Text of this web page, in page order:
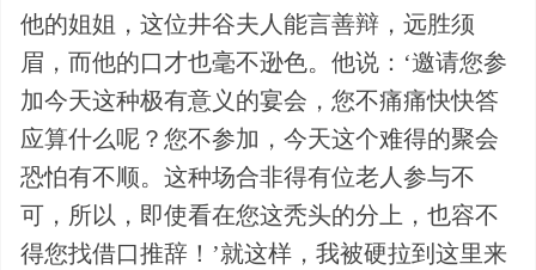
他的姐姐，这位井谷夫人能言善辩，远胜须
眉，而他的口才也毫不逊色。他说：‘邀请您参
加今天这种极有意义的宴会，您不痛痛快快答
应算什么呢？您不参加，今天这个难得的聚会
恐怕有不顺。这种场合非得有位老人参与不
可，所以，即使看在您这秃头的分上，也容不
得您找借口推辞！’就这样，我被硬拉到这里来